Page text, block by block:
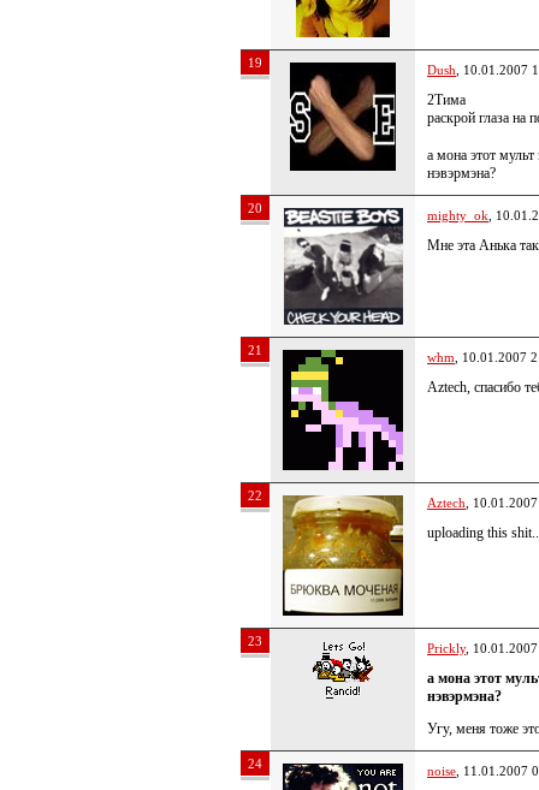
19 Dush , 10.01.2007
2Тима
раскрой глаза на
а мона этот мульт
нэвэрмэна?
20 mighty_ok ,
Мне эта Анька
21 whm , 10.01.2007
Aztech, спасибо
22 Aztech ,
uploading this shit..
23 Prickly,
а мона этот
нэвэрмэна?
Угу, меня тоже
24 noise , 11.01.2007